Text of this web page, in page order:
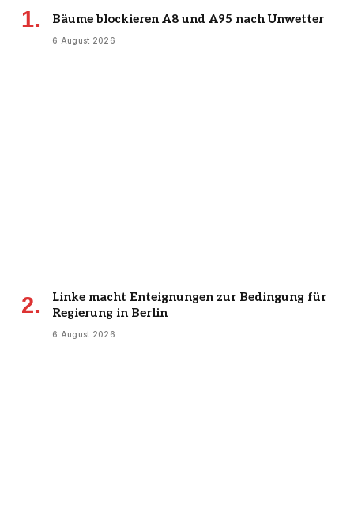
Bäume blockieren A8 und A95 nach Unwetter
6 August 2026
Linke macht Enteignungen zur Bedingung für
Regierung in Berlin
6 August 2026